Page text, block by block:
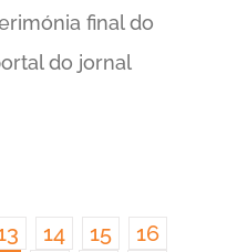
final do
do jornal
14 15
16